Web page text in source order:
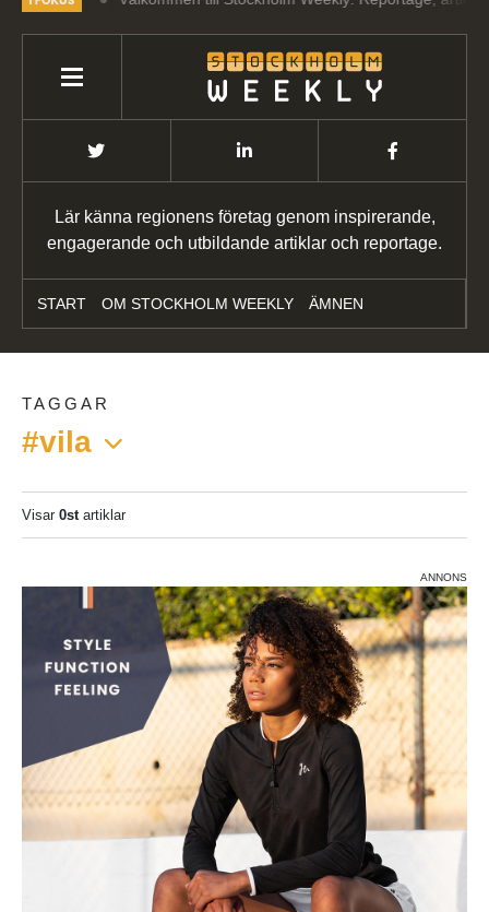
Lär känna regionens företag genom inspirerande,
engagerande och utbildande artiklar och reportage.
START OM STOCKHOLM WEEKLY ÄMNEN
TAGGAR
#vila
Visar 0startiklar
ANNONS